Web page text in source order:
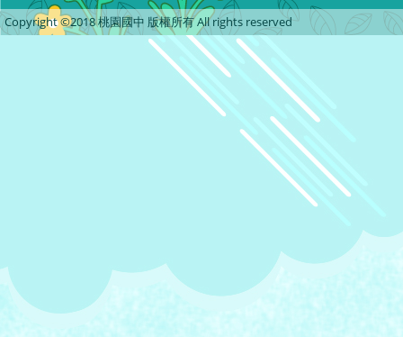
Copyright ©2018 桃園國中 版權所有 All rights reserved